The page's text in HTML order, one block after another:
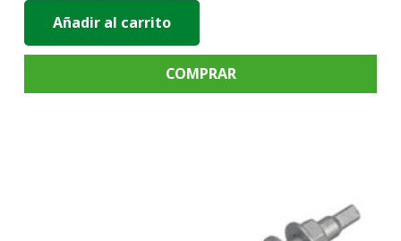
Añadir al carrito
COMPRAR